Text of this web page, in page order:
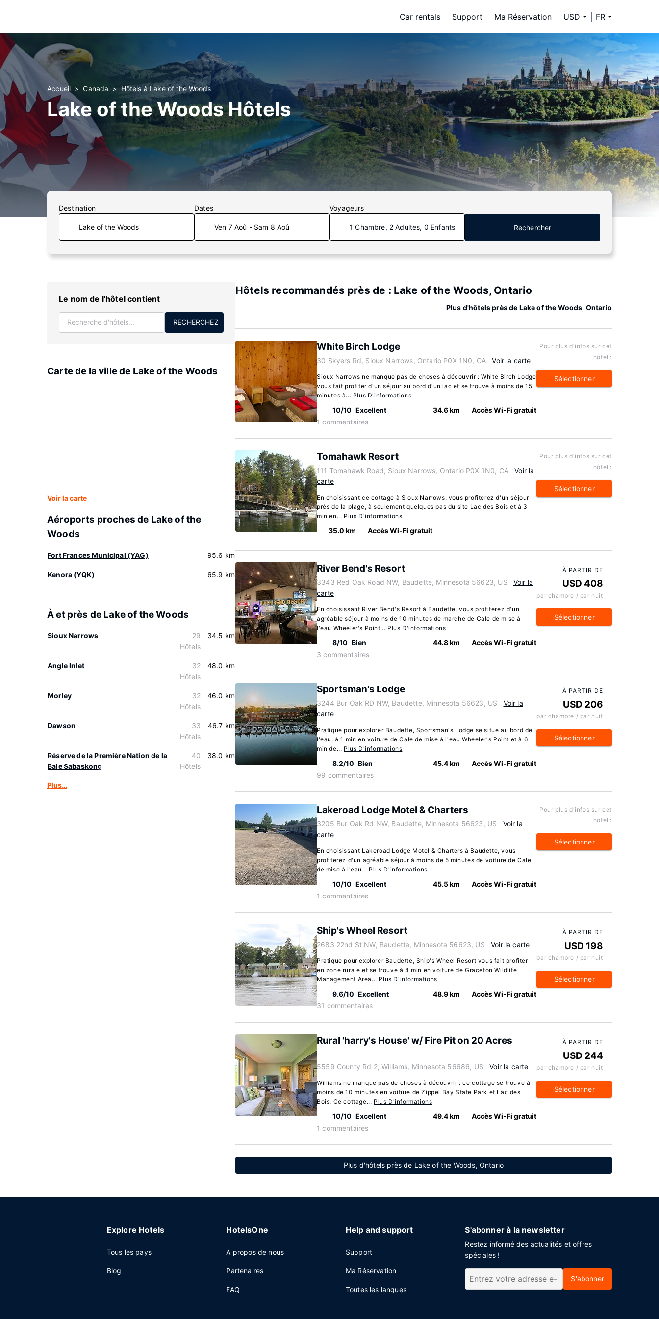
Car rentals Support Ma Réservation USD FR
Accueil Canada Hôtels à Lake of the Woods
Lake of the Woods Hôtels
Destination Dates
Ven 7 Aoû - Sam 8 Aoû
Voyageurs
1 Chambre, 2 Adultes, 0 Enfants Rechercher
Le nom de l'hôtel contient
RECHERCHEZ
Carte de la ville de Lake of the Woods
Voir la carte
Aéroports proches de Lake of the
Woods
Fort Frances Municipal (YAG) 95.6 km
Kenora (YQK) 65.9 km
À et près de Lake of the Woods
Sioux Narrows
29
Hôtels
34.5 km
Angle Inlet
32
Hôtels
48.0 km
Morley
32
Hôtels
46.0 km
Dawson
33
Hôtels
46.7 km
Réserve de la Première Nation de la
Baie Sabaskong
40
Hôtels
38.0 km
Plus…
Hôtels recommandés près de : Lake of the Woods, Ontario
Plus d'hôtels près de Lake of the Woods, Ontario
White Birch Lodge
30 Skyers Rd, Sioux Narrows, Ontario P0X 1N0, CA Voir la carte
Sioux Narrows ne manque pas de choses à découvrir : White Birch Lodge
vous fait profiter d'un séjour au bord d'un lac et se trouve à moins de 15
minutes à... Plus D'informations
10/10 Excellent
1 commentaires
34.6 km Accès Wi-Fi gratuit
Pour plus d'infos sur cet
hôtel :
Sélectionner
Tomahawk Resort
111 Tomahawk Road, Sioux Narrows, Ontario P0X 1N0, CA
Voir la
carte
En choisissant ce cottage à Sioux Narrows, vous profiterez d'un séjour
près de la plage, à seulement quelques pas du site Lac des Bois et à 3
min en... Plus D'informations
35.0 km Accès Wi-Fi gratuit
Pour plus d'infos sur cet
hôtel :
Sélectionner
River Bend's Resort
3343 Red Oak Road NW, Baudette, Minnesota 56623, US
Voir la
carte
En choisissant River Bend's Resort à Baudette, vous profiterez d'un
agréable séjour à moins de 10 minutes de marche de Cale de mise à
l'eau Wheeler's Point... Plus D'informations
8/10 Bien
3 commentaires
44.8 km Accès Wi-Fi gratuit
À PARTIR DE
USD 408
par chambre / par nuit
Sélectionner
Sportsman's Lodge
3244 Bur Oak RD NW, Baudette, Minnesota 56623, US
Voir la
carte
Pratique pour explorer Baudette, Sportsman's Lodge se situe au bord de
l'eau, à 1 min en voiture de Cale de mise à l'eau Wheeler's Point et à 6
min de... Plus D'informations
8.2/10 Bien
99 commentaires
45.4 km Accès Wi-Fi gratuit
À PARTIR DE
USD 206
par chambre / par nuit
Sélectionner
Lakeroad Lodge Motel & Charters
3205 Bur Oak Rd NW, Baudette, Minnesota 56623, US
Voir la
carte
En choisissant Lakeroad Lodge Motel & Charters à Baudette, vous
profiterez d'un agréable séjour à moins de 5 minutes de voiture de Cale
de mise à l'eau... Plus D'informations
10/10 Excellent
1 commentaires
45.5 km Accès Wi-Fi gratuit
Pour plus d'infos sur cet
hôtel :
Sélectionner
Ship's Wheel Resort
2683 22nd St NW, Baudette, Minnesota 56623, US Voir la carte
Pratique pour explorer Baudette, Ship's Wheel Resort vous fait profiter
en zone rurale et se trouve à 4 min en voiture de Graceton Wildlife
Management Area... Plus D'informations
9.6/10 Excellent
31 commentaires
48.9 km Accès Wi-Fi gratuit
À PARTIR DE
USD 198
par chambre / par nuit
Sélectionner
Rural 'harry's House' w/ Fire Pit on 20 Acres
5559 County Rd 2, Williams, Minnesota 56686, US Voir la carte
Williams ne manque pas de choses à découvrir : ce cottage se trouve à
moins de 10 minutes en voiture de Zippel Bay State Park et Lac des
Bois. Ce cottage... Plus D'informations
10/10 Excellent
1 commentaires
49.4 km Accès Wi-Fi gratuit
À PARTIR DE
USD 244
par chambre / par nuit
Sélectionner
Plus d'hôtels près de Lake of the Woods, Ontario
Explore Hotels
Tous les pays
Blog
HotelsOne
A propos de nous
Partenaires
FAQ
Help and support
Support
Ma Réservation
Toutes les langues
S'abonner à la newsletter
Restez informé des actualités et offres
spéciales !
S'abonner